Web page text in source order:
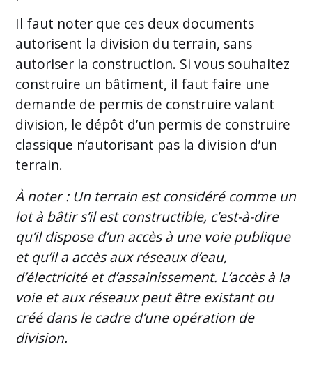
Il faut noter que ces deux documents
autorisent la division du terrain, sans
autoriser la construction. Si vous souhaitez
construire un bâtiment, il faut faire une
demande de permis de construire valant
division, le dépôt d’un permis de construire
classique n’autorisant pas la division d’un
terrain.
À noter : Un terrain est considéré comme un
lot à bâtir s’il est constructible, c’est-à-dire
qu’il dispose d’un accès à une voie publique
et qu’il a accès aux réseaux d’eau,
d’électricité et d’assainissement. L’accès à la
voie et aux réseaux peut être existant ou
créé dans le cadre d’une opération de
division.